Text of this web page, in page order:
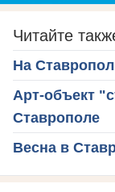
Читайте
На
Арт-объект
Ставрополе
Весна в